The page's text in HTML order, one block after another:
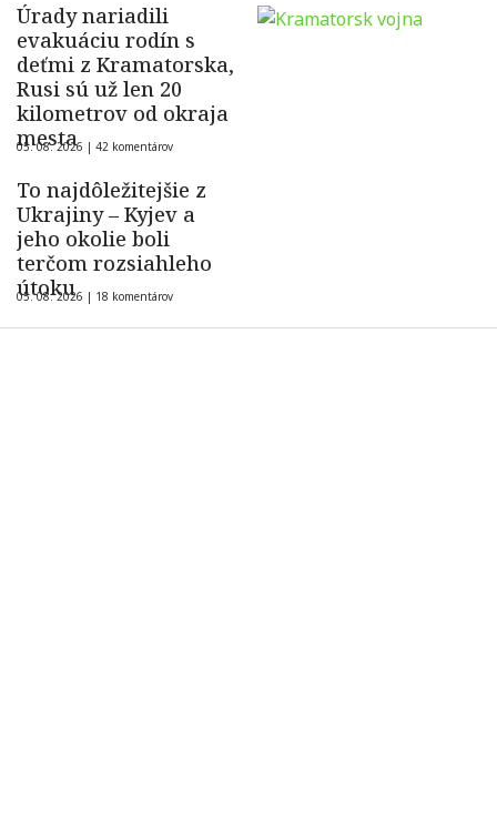
Úrady nariadili
evakuáciu rodín s
deťmi z Kramatorska,
Rusi sú už len 20
kilometrov od okraja
mesta
05. 08. 2026 | 42 komentárov
To najdôležitejšie z
Ukrajiny – Kyjev a
jeho okolie boli
terčom rozsiahleho
útoku
05. 08. 2026 | 18 komentárov